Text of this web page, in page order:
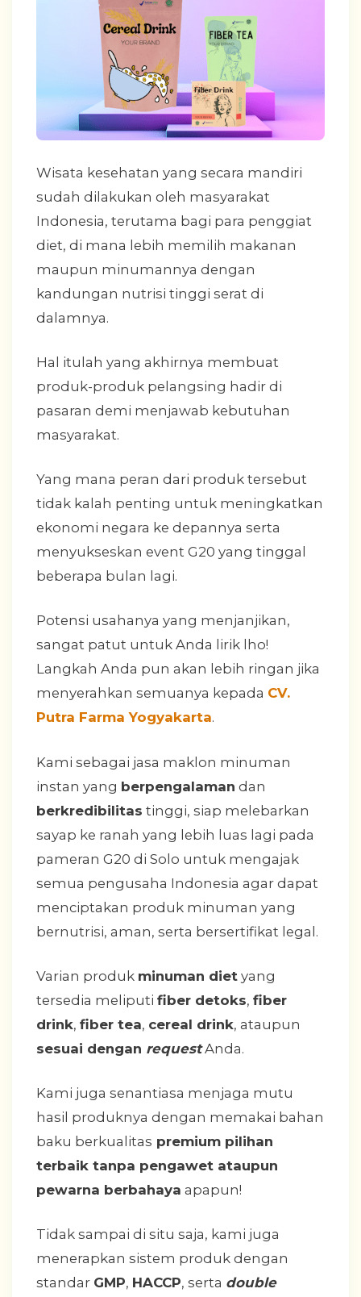
Wisata kesehatan yang secara mandiri
sudah dilakukan oleh masyarakat
Indonesia, terutama bagi para penggiat
diet, di mana lebih memilih makanan
maupun minumannya dengan
kandungan nutrisi tinggi serat di
dalamnya.
Hal itulah yang akhirnya membuat
produk-produk pelangsing hadir di
pasaran demi menjawab kebutuhan
masyarakat.
Yang mana peran dari produk tersebut
tidak kalah penting untuk meningkatkan
ekonomi negara ke depannya serta
menyukseskan event G20 yang tinggal
beberapa bulan lagi.
Potensi usahanya yang menjanjikan,
sangat patut untuk Anda lirik lho!
Langkah Anda pun akan lebih ringan jika
menyerahkan semuanya kepada CV.
Putra Farma Yogyakarta.
Kami sebagai jasa maklon minuman
instan yang berpengalaman dan
berkredibilitas tinggi, siap melebarkan
sayap ke ranah yang lebih luas lagi pada
pameran G20 di Solo untuk mengajak
semua pengusaha Indonesia agar dapat
menciptakan produk minuman yang
bernutrisi, aman, serta bersertifikat legal.
Varian produk minuman diet yang
tersedia meliputi fiber detoks, fiber
drink, fiber tea, cereal drink, ataupun
sesuai dengan requestAnda.
Kami juga senantiasa menjaga mutu
hasil produknya dengan memakai bahan
baku berkualitas premium pilihan
terbaik tanpa pengawet ataupun
pewarna berbahaya apapun!
Tidak sampai di situ saja, kami juga
menerapkan sistem produk dengan
standar GMP, HACCP, serta double